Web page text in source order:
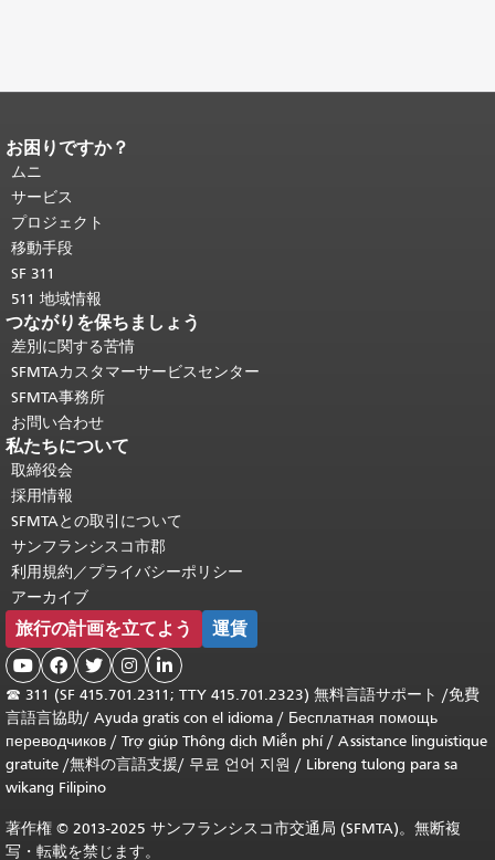
ページコンテンツの終わり。
ジの残りの部分はすべてのページで繰
り返されます。
頭に戻る。
お困りですか？
ムニ
サービス
プロジェクト
移動手段
SF 311
511 地域情報
つながりを保ちましょう
差別に関する苦情
SFMTAカスタマーサービスセンター
SFMTA事務所
お問い合わせ
私たちについて
取締役会
採用情報
SFMTAとの取引について
サンフランシスコ市郡
利用規約／プライバシーポリシー
アーカイブ
旅行の計画を立てよう 運賃
    
☎ 311 (SF 415.701.2311; TTY 415.701.2323) 無料言語サポート /免費
言語言協助/ Ayuda gratis con el idioma / Бесплатная помощь
переводчиков / Trợ giúp Thông dịch Miễn phí/ Assistance linguistique
gratuite /無料の言語支援/ 무료 언어 지원 / Libreng tulong para sa
wikang Filipino
著作権 © 2013-2025 サンフランシスコ市交通局 (SFMTA)。無断複
写・転載を禁じます。